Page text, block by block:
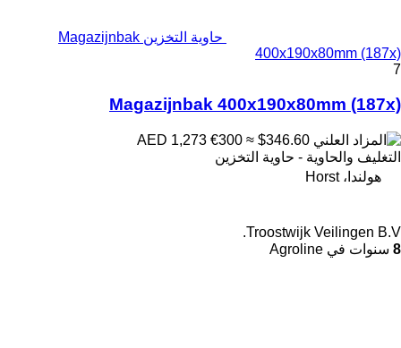
حاوية التخزين Magazijnbak
400x190x80mm (187x)
7
Magazijnbak 400x190x80mm (187x)
€300 ≈ $346.60
التغليف والحاوية - حاوية التخزين
هولندا، Horst
Troostwijk Veilingen B.V.
8 سنوات في Agroline